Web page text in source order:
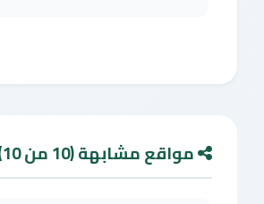
مواقع مشابهة (10 من 10)